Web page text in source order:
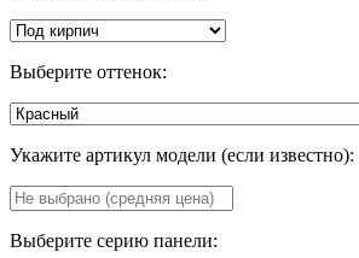
Выберите оттенок:
Укажите артикул модели (если известно):
Выберите серию панели: